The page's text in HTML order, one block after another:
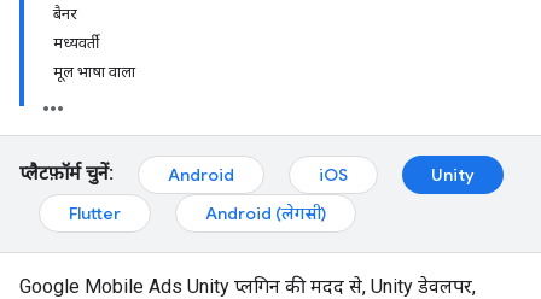
बैनर
मध्यवर्ती
मूल भाषा वाला
प्लैटफ़ॉर्म चुनें: Android iOS
Unity
Flutter
Android (लेगसी)
Google Mobile Ads Unity प्लगिन की मदद से, Unity डेवलपर,